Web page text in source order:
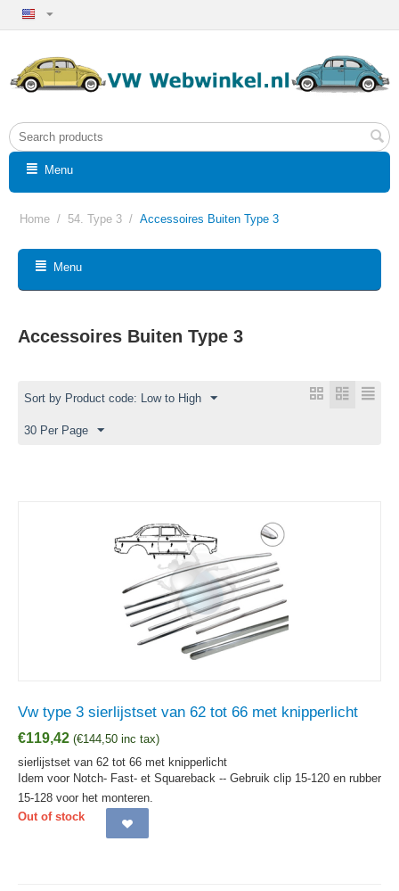
Menu
Home / 54. Type 3 / Accessoires Buiten Type 3
Menu
Accessoires Buiten Type 3
Sort by Product code: Low to High
30 Per Page
Vw type 3 sierlijstset van 62 tot 66 met knipperlicht
€119,42 (€144,50 inc tax)
sierlijstset van 62 tot 66 met knipperlicht
Idem voor Notch- Fast- et Squareback -- Gebruik clip 15-120 en rubber
15-128 voor het monteren.
Out of stock